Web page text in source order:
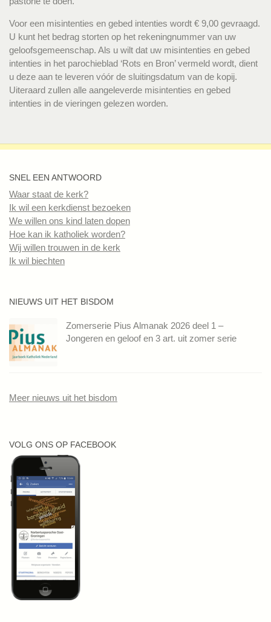
Voor een misintenties en gebed intenties wordt € 9,00 gevraagd.
U kunt het bedrag storten op het rekeningnummer van uw
geloofsgemeenschap. Als u wilt dat uw misintenties en gebed
intenties in het parochieblad ‘Rots en Bron’ vermeld wordt, dient
u deze aan te leveren vóór de sluitingsdatum van de kopij.
Uiteraard zullen alle aangeleverde misintenties en gebed
intenties in de vieringen gelezen worden.
SNEL EEN ANTWOORD
Waar staat de kerk?
Ik wil een kerkdienst bezoeken
We willen ons kind laten dopen
Hoe kan ik katholiek worden?
Wij willen trouwen in de kerk
Ik wil biechten
NIEUWS UIT HET BISDOM
Zomerserie Pius Almanak 2026 deel 1 –
Jongeren en geloof en 3 art. uit zomer serie
Meer nieuws uit het bisdom
VOLG ONS OP FACEBOOK